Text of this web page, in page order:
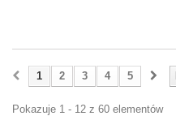
1 2 3 4 5
Pokazuje 1 - 12 z 60 elementów